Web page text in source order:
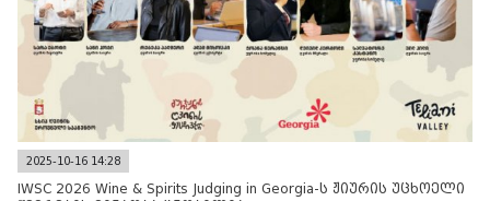
2025-10-16 14:28
IWSC 2026 Wine & Spirits Judging in Georgia-ს ჟიურის უცხოელი